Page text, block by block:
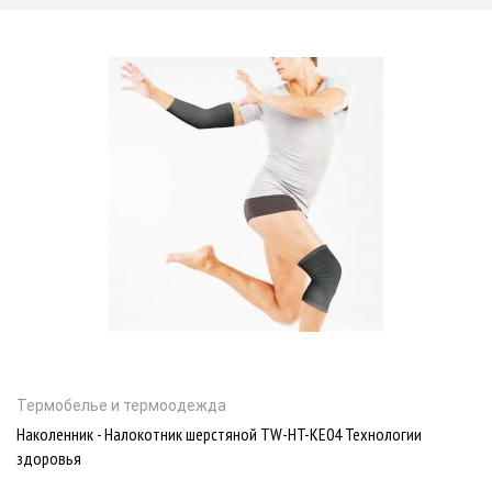
Термобелье и термоодежда
Наколенник - Налокотник шерстяной TW-HT-KE04 Технологии
здоровья